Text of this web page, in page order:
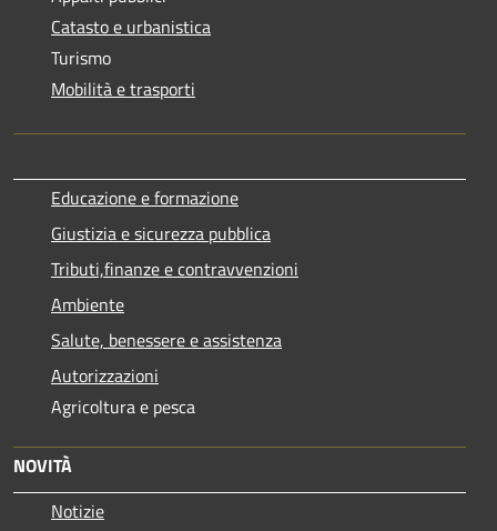
Catasto e urbanistica
Turismo
Mobilità e trasporti
Educazione e formazione
Giustizia e sicurezza pubblica
Tributi,finanze e contravvenzioni
Ambiente
Salute, benessere e assistenza
Autorizzazioni
Agricoltura e pesca
NOVITÀ
Notizie